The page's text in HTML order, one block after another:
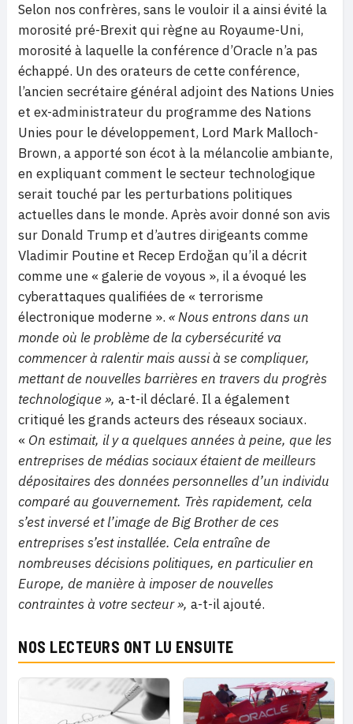
Selon nos confrères, sans le vouloir il a ainsi évité la
morosité pré-Brexit qui règne au Royaume-Uni,
morosité à laquelle la conférence d’Oracle n’a pas
échappé. Un des orateurs de cette conférence,
l’ancien secrétaire général adjoint des Nations Unies
et ex-administrateur du programme des Nations
Unies pour le développement, Lord Mark Malloch-
Brown, a apporté son écot à la mélancolie ambiante,
en expliquant comment le secteur technologique
serait touché par les perturbations politiques
actuelles dans le monde. Après avoir donné son avis
sur Donald Trump et d’autres dirigeants comme
Vladimir Poutine et Recep Erdoğan qu’il a décrit
comme une « galerie de voyous », il a évoqué les
cyberattaques qualifiées de « terrorisme
électronique moderne ». « Nous entrons dans un
monde où le problème de la cybersécurité va
commencer à ralentir mais aussi à se compliquer,
mettant de nouvelles barrières en travers du progrès
technologique », a-t-il déclaré. Il a également
critiqué les grands acteurs des réseaux sociaux.
« On estimait, il y a quelques années à peine, que les
entreprises de médias sociaux étaient de meilleurs
dépositaires des données personnelles d’un individu
comparé au gouvernement. Très rapidement, cela
s’est inversé et l’image de Big Brother de ces
entreprises s’est installée. Cela entraîne de
nombreuses décisions politiques, en particulier en
Europe, de manière à imposer de nouvelles
contraintes à votre secteur », a-t-il ajouté.
NOS LECTEURS ONT LU ENSUITE